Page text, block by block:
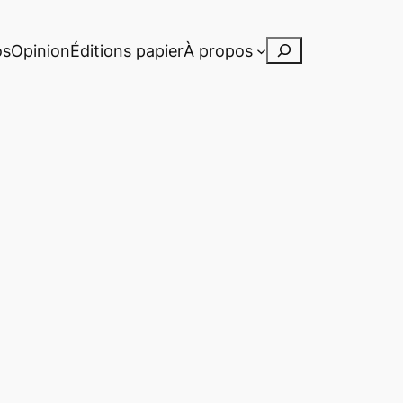
OpinionÉditions papierÀ propos Rechercher